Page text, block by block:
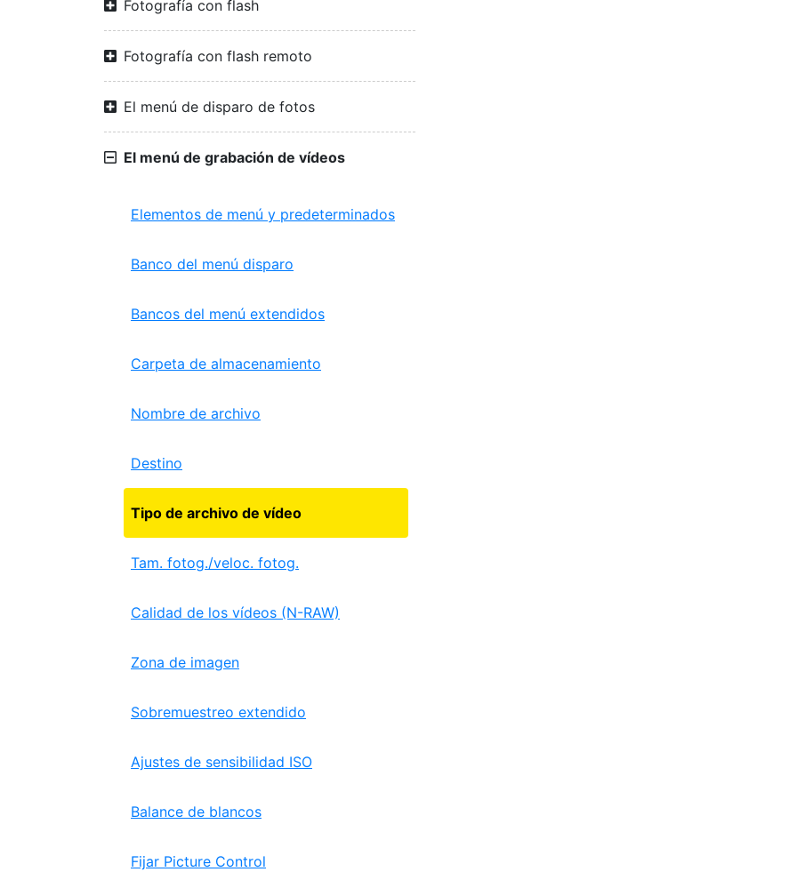
Fotografía con flash
Fotografía con flash remoto
El menú de disparo de fotos
El menú de grabación de vídeos
Elementos de menú y predeterminados
Banco del menú disparo
Bancos del menú extendidos
Carpeta de almacenamiento
Nombre de archivo
Destino
Tipo de archivo de vídeo
Tam. fotog./veloc. fotog.
Calidad de los vídeos (N-RAW)
Zona de imagen
Sobremuestreo extendido
Ajustes de sensibilidad ISO
Balance de blancos
Fijar Picture Control